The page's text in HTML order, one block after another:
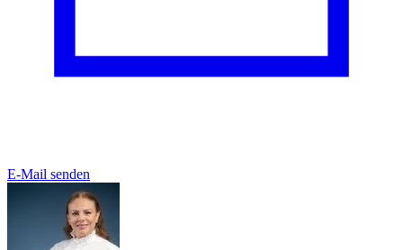
E-Mail senden